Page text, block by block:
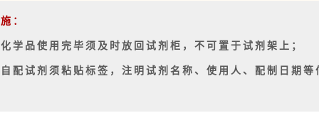
：
学品使用完毕须及时放回试剂柜，不可置于试剂架上；
配试剂须粘贴标签，注明试剂名称、使用人、配制日期等